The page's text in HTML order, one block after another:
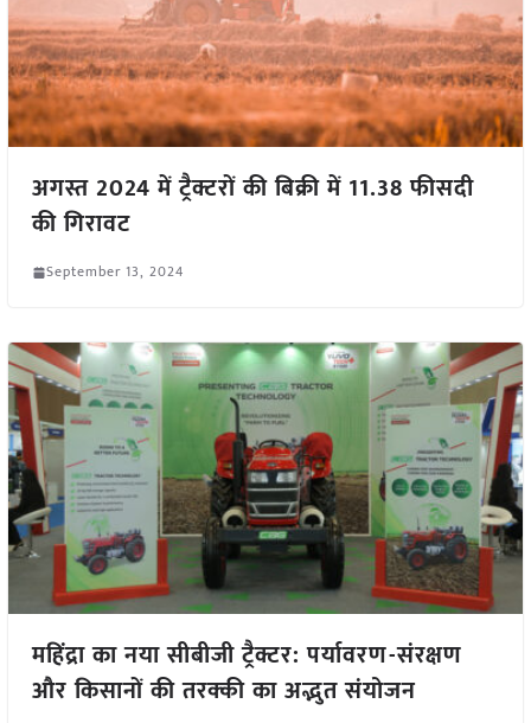
अगस्त 2024 में ट्रैक्टरों की बिक्री में 11.38 फीसदी
की गिरावट
September 13, 2024
महिंद्रा का नया सीबीजी ट्रैक्टर: पर्यावरण-संरक्षण
और किसानों की तरक्की का अद्भुत संयोजन